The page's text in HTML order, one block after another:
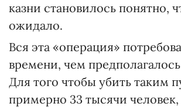
казни становилось понятно,
ожидало.
Вся эта «операция»
времени, чем
Для того чтобы убить таким
примерно 33 тысячи человек,